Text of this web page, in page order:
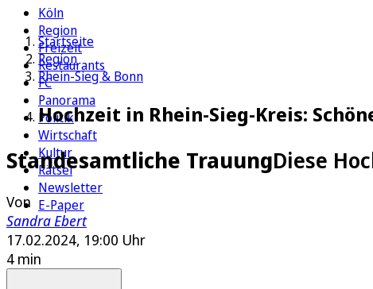
Köln
Region
Freizeit
Restaurants
FC
Panorama
Politik
Wirtschaft
Kultur
Rätsel
Newsletter
E-Paper
Startseite
Region
Rhein-Sieg & Bonn
Hochzeit in Rhein-Sieg-Kreis:
Standesamtliche TrauungDiese
Von
Sandra Ebert
17.02.2024, 19:00 Uhr
4 min